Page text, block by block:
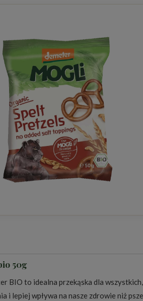
50g
BIO to idealna przekąska dla
i lepiej wpływa na nasze zdrowie niż